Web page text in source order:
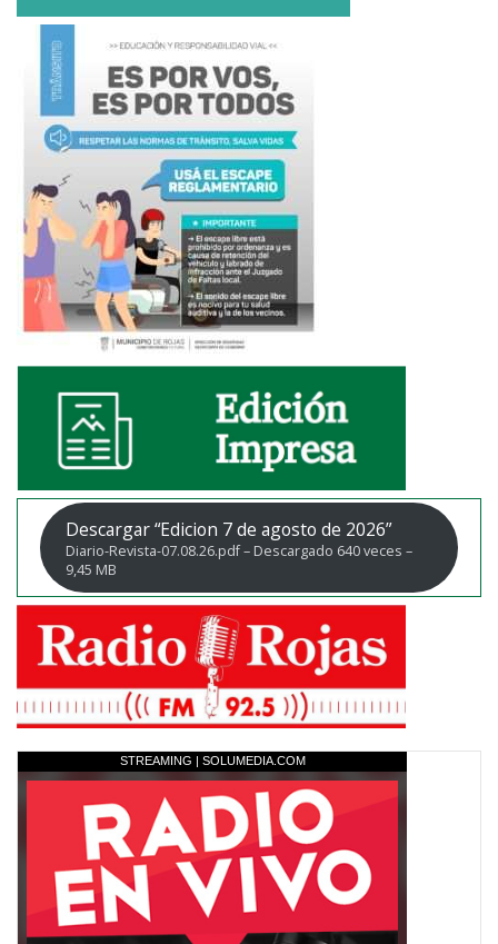
Descargar “Edicion 7 de agosto de 2026”
Diario-Revista-07.08.26.pdf – Descargado 640 veces –
9,45 MB